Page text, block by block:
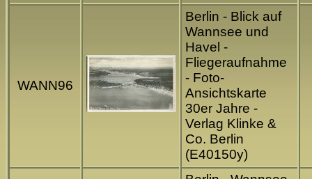
WANN96
Berlin - Blick auf
Wannsee und
Havel -
Fliegeraufnahme
- Foto-
Ansichtskarte
30er Jahre -
Verlag Klinke &
Co. Berlin
(E40150y)